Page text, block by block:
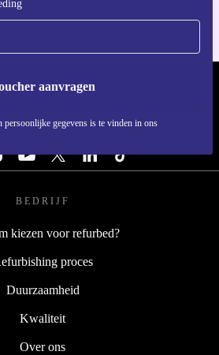
aanvragen
gegevens is te vinden in ons
- RETHINK NEW.
VOLG ONS
BEDRIJF
kiezen voor refurbed?
proces
Duurzaamheid
Kwaliteit
Over ons